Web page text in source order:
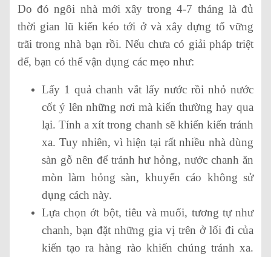
Do đó ngôi nhà mới xây trong 4-7 tháng là đủ
thời gian lũ kiến kéo tới ở và xây dựng tổ vững
trãi trong nhà bạn rồi. Nếu chưa có giải pháp triệt
để, bạn có thể vận dụng các mẹo như:
Lấy 1 quả chanh vắt lấy nước rồi nhỏ nước
cốt ý lên những nơi mà kiến thường hay qua
lại. Tính a xít trong chanh sẽ khiến kiến tránh
xa. Tuy nhiên, vì hiện tại rất nhiều nhà dùng
sàn gỗ nên để tránh hư hỏng, nước chanh ăn
mòn làm hỏng sàn, khuyến cáo không sử
dụng cách này.
Lựa chọn ớt bột, tiêu và muối, tương tự như
chanh, bạn đặt những gia vị trên ở lối đi của
kiến tạo ra hàng rào khiến chúng tránh xa.